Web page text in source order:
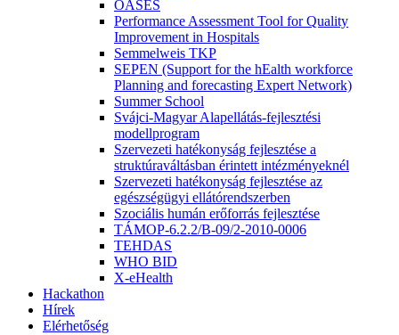
OASES
Performance Assessment Tool for Quality
Improvement in Hospitals
Semmelweis TKP
SEPEN (Support for the hEalth workforce
Planning and forecasting Expert Network)
Summer School
Svájci-Magyar Alapellátás-fejlesztési
modellprogram
Szervezeti hatékonyság fejlesztése a
struktúraváltásban érintett intézményeknél
Szervezeti hatékonyság fejlesztése az
egészségügyi ellátórendszerben
Szociális humán erőforrás fejlesztése
TÁMOP-6.2.2/B-09/2-2010-0006
TEHDAS
WHO BID
X-eHealth
Hackathon
Hírek
Elérhetőség